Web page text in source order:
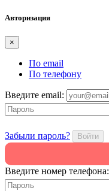
Авторизация
×
По email
По телефону
Введите email:
Забыли пароль? Войти
Введите номер телефона: